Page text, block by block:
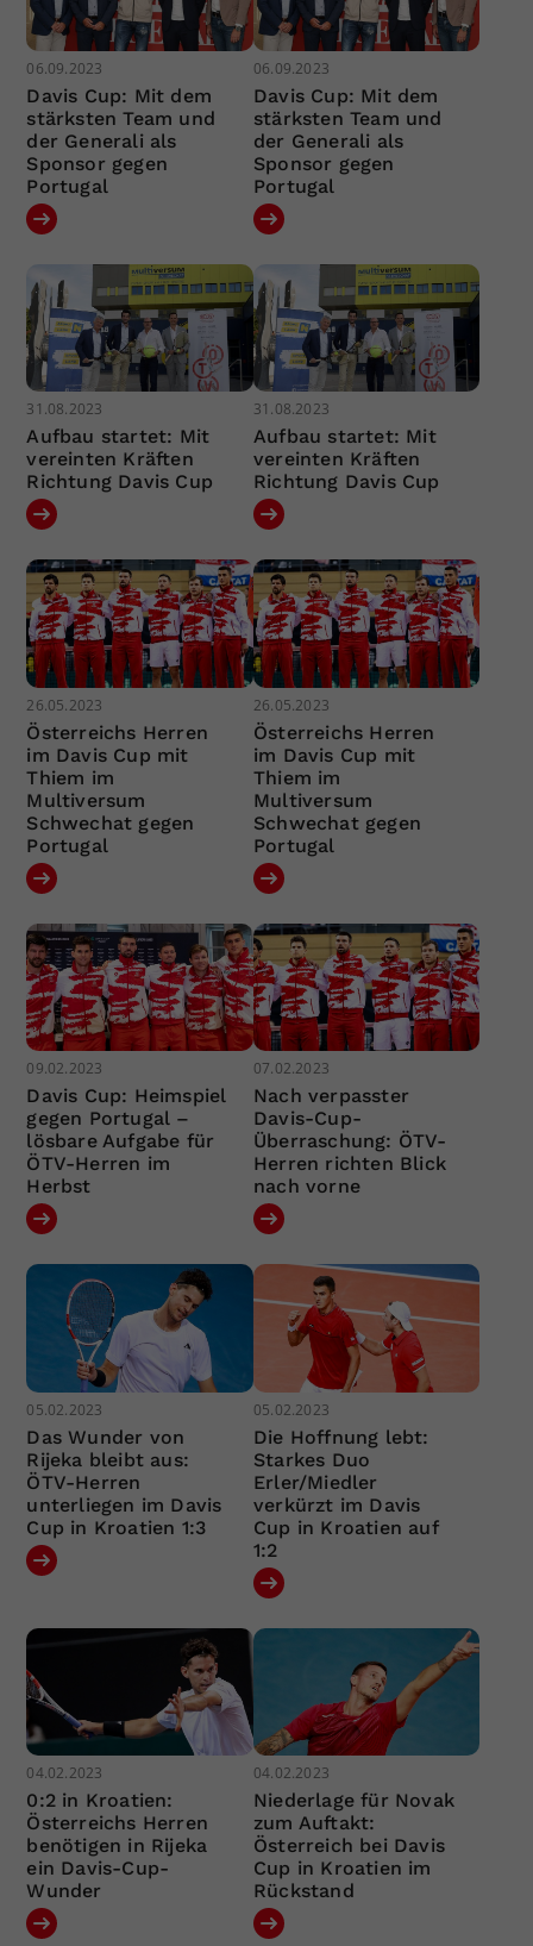
06.09.2023
Davis Cup: Mit dem
stärksten Team und
der Generali als
Sponsor gegen
Portugal
06.09.2023
Davis Cup: Mit dem
stärksten Team und
der Generali als
Sponsor gegen
Portugal
31.08.2023
Aufbau startet: Mit
vereinten Kräften
Richtung Davis Cup
31.08.2023
Aufbau startet: Mit
vereinten Kräften
Richtung Davis Cup
26.05.2023
Österreichs Herren
im Davis Cup mit
Thiem im
Multiversum
Schwechat gegen
Portugal
26.05.2023
Österreichs Herren
im Davis Cup mit
Thiem im
Multiversum
Schwechat gegen
Portugal
09.02.2023
Davis Cup: Heimspiel
gegen Portugal –
lösbare Aufgabe für
ÖTV-Herren im
Herbst
07.02.2023
Nach verpasster
Davis-Cup-
Überraschung: ÖTV-
Herren richten Blick
nach vorne
05.02.2023
Das Wunder von
Rijeka bleibt aus:
ÖTV-Herren
unterliegen im Davis
Cup in Kroatien 1:3
05.02.2023
Die Hoffnung lebt:
Starkes Duo
Erler/Miedler
verkürzt im Davis
Cup in Kroatien auf
1:2
04.02.2023
0:2 in Kroatien:
Österreichs Herren
benötigen in Rijeka
ein Davis-Cup-
Wunder
04.02.2023
Niederlage für Novak
zum Auftakt:
Österreich bei Davis
Cup in Kroatien im
Rückstand